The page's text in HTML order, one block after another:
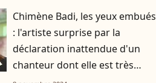
Chimène Badi, les yeux embués
: l'artiste surprise par la
déclaration inattendue d'un
chanteur dont elle est très